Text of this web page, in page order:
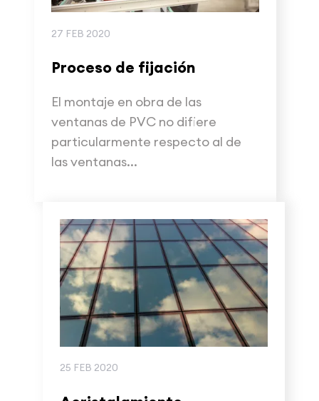
27 FEB 2020
Proceso de fijación
El montaje en obra de las
ventanas de PVC no difiere
particularmente respecto al de
las ventanas...
25 FEB 2020